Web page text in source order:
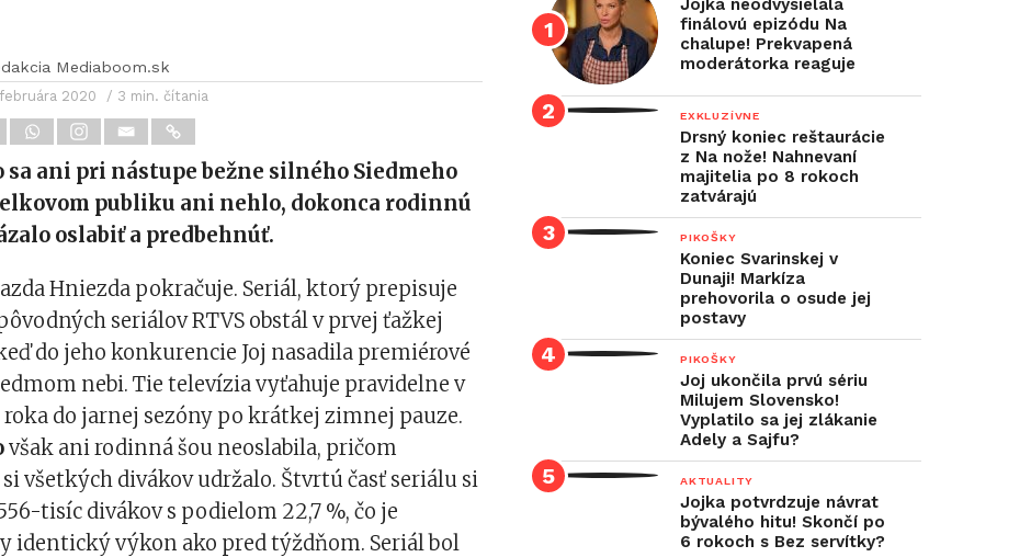
Mediaboom.sk
2020 / 3 min. čítania
sa ani pri nástupe bežne silného Siedmeho
publiku ani nehlo, dokonca rodinnú
oslabiť a predbehnúť.
Hniezda pokračuje. Seriál, ktorý prepisuje
seriálov RTVS obstál v prvej ťažkej
do jeho konkurencie Joj nasadila premiérové
nebi. Tie televízia vyťahuje pravidelne v
do jarnej sezóny po krátkej zimnej pauze.
však ani rodinná šou neoslabila, pričom
všetkých divákov udržalo. Štvrtú časť seriálu si
tisíc divákov s podielom 22,7 %, čo je
identický výkon ako pred týždňom. Seriál bol
Jojka neodvysielala
finálovú epizódu Na
chalupe! Prekvapená
moderátorka reaguje
EXKLUZÍVNE
Drsný koniec reštaurácie
z Na nože! Nahnevaní
majitelia po 8 rokoch
zatvárajú
PIKOŠKY
Koniec Svarinskej v
Dunaji! Markíza
prehovorila o osude jej
postavy
PIKOŠKY
Joj ukončila prvú sériu
Milujem Slovensko!
Vyplatilo sa jej zlákanie
Adely a Sajfu?
AKTUALITY
Jojka potvrdzuje návrat
bývalého hitu! Skončí po
6 rokoch s Bez servítky?